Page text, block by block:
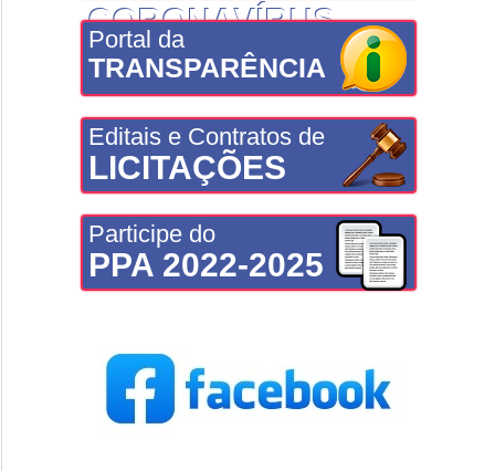
CORONAVÍRUS
Portal da
TRANSPARÊNCIA
Editais e Contratos de
LICITAÇÕES
Participe do
PPA 2022-2025